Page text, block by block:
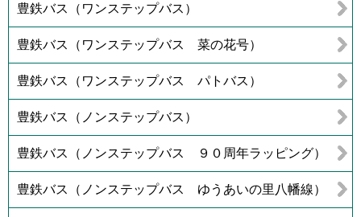
豊鉄バス（ワンステップバス）
豊鉄バス（ワンステップバス 菜の花号）
豊鉄バス（ワンステップバス パトバス）
豊鉄バス（ノンステップバス）
豊鉄バス（ノンステップバス ９０周年ラッピング）
豊鉄バス（ノンステップバス ゆうあいの里八幡線）